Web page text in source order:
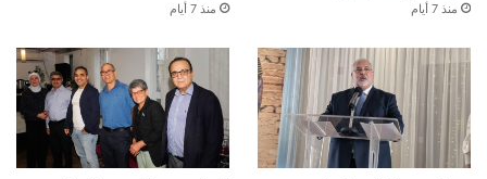
منذ 7 أيام منذ 7 أيام